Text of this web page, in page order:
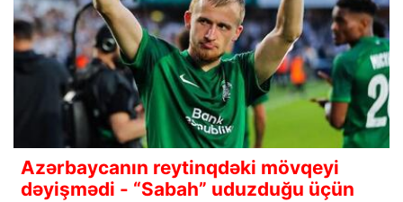
Azərbaycanın reytinqdəki mövqeyi
dəyişmədi - “Sabah” uduzduğu üçün